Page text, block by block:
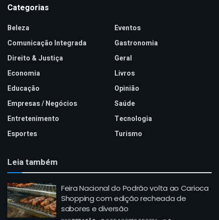
Categorias
Beleza
Comunicação Integrada
Direito & Justiça
Economia
Educação
Empresas / Negócios
Entretenimento
Esportes
Eventos
Gastronomia
Geral
Livros
Opinião
Saúde
Tecnologia
Turismo
Leia também
Feira Nacional do Podrão volta ao Carioca
Shopping com edição recheada de
sabores e diversão